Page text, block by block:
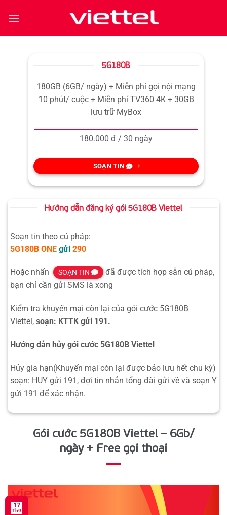
qua
5G180B
180GB (6GB/ ngày) + Miễn phí gọi nội mạng
10 phút/ cuộc + Miễn phí TV360 4K + 30GB
lưu trữ MyBox
180.000 đ / 30 ngày
SOẠN TIN
Hướng dẫn đăng ký gói 5G180B Viettel
Soạn tin theo cú pháp:
5G180B ONE gửi 290
Hoặc nhấn SOẠN TIN
đã được tích hợp sẵn cú pháp,
bạn chỉ cần gửi SMS là xong
Kiểm tra khuyến mại còn lại của gói cước 5G180B
Viettel, soạn: KTTK gửi 191.
Hướng dẫn hủy gói cước 5G180B Viettel
Hủy gia hạn(Khuyến mại còn lại được bảo lưu hết chu kỳ)
soạn: HUY gửi 191, đợi tin nhắn tổng đài gửi về và soạn Y
gửi 191 để xác nhận.
Gói cước 5G180B Viettel – 6Gb/
ngày + Free gọi thoại
17
Th9